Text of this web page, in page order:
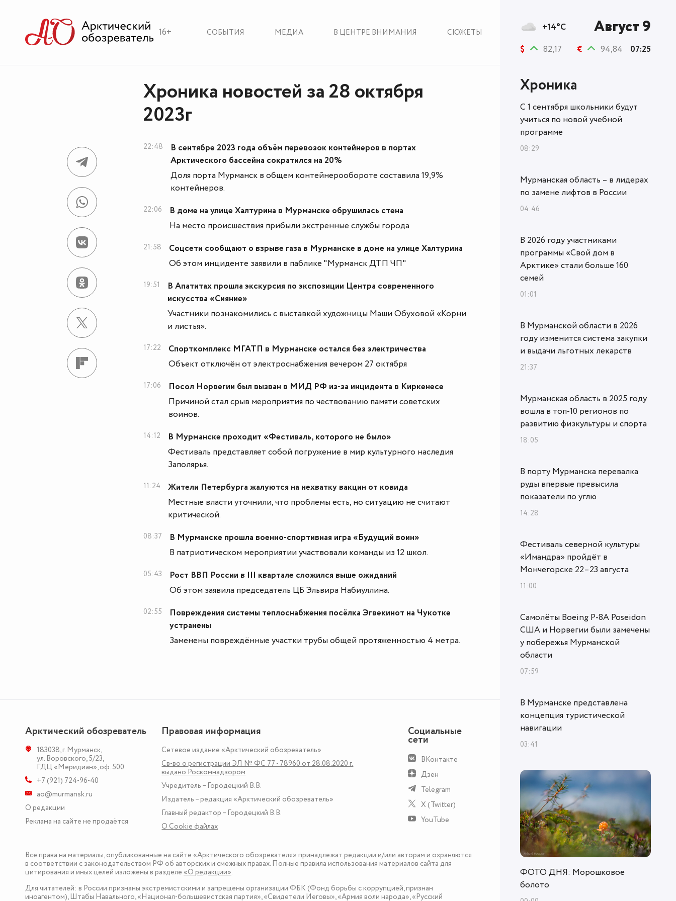
16+ СОБЫТИЯ МЕДИА В ЦЕНТРЕ ВНИМАНИЯ СЮЖЕТЫ
Хроника новостей за 28 октября
2023г
22:48
В сентябре 2023 года объём перевозок контейнеров в портах
Арктического бассейна сократился на 20%
Доля порта Мурманск в общем контейнерообороте составила 19,9%
контейнеров.
22:06
В доме на улице Халтурина в Мурманске обрушилась стена
На место происшествия прибыли экстренные службы города
21:58
Соцсети сообщают о взрыве газа в Мурманске в доме на улице Халтурина
Об этом инциденте заявили в паблике "Мурманск ДТП ЧП"
19:51
В Апатитах прошла экскурсия по экспозиции Центра современного
искусства «Сияние»
Участники познакомились с выставкой художницы Маши Обуховой «Корни
и листья».
17:22
Спорткомплекс МГАТП в Мурманске остался без электричества
Объект отключён от электроснабжения вечером 27 октября
17:06
Посол Норвегии был вызван в МИД РФ из-за инцидента в Киркенесе
Причиной стал срыв мероприятия по чествованию памяти советских
воинов.
14:12
В Мурманске проходит «Фестиваль, которого не было»
Фестиваль представляет собой погружение в мир культурного наследия
Заполярья.
11:24
Жители Петербурга жалуются на нехватку вакцин от ковида
Местные власти уточнили, что проблемы есть, но ситуацию не считают
критической.
08:37
В Мурманске прошла военно-спортивная игра «Будущий воин»
В патриотическом мероприятии участвовали команды из 12 школ.
05:43
Рост ВВП России в III квартале сложился выше ожиданий
Об этом заявила председатель ЦБ Эльвира Набиуллина.
02:55
Повреждения системы теплоснабжения посёлка Эгвекинот на Чукотке
устранены
Заменены повреждённые участки трубы общей протяженностью 4 метра.
Арктический обозреватель
183038,г. Мурманск,
ул. Воровского, 5/23,
ГДЦ «Меридиан», оф. 500
+7 (921) 724-96-40
ao@murmansk.ru
О редакции
Реклама на сайте не продаётся
Правовая информация
Сетевое издание «Арктический обозреватель»
Св-во о регистрации ЭЛ № ФС 77 - 78960 от 28.08.2020 г.
выдано Роскомнадзором
Учредитель – Городецкий В.В.
Издатель – редакция «Арктический обозреватель»
Главный редактор – Городецкий В.В.
О Сookie файлах
Социальные
сети
ВКонтакте
Дзен
Telegram
X (Twitter)
YouTube
Все права на материалы, опубликованные на сайте «Арктического обозревателя» принадлежат редакции и/или авторам и охраняются
в соответствии с законодательством РФ об авторских и смежных правах. Полные правила использования материалов сайта для
цитирования и иных целей изложены в разделе«О редакции».
Для читателей: в России признаны экстремистскими и запрещены организации ФБК (Фонд борьбы с коррупцией, признан
иноагентом), Штабы Навального, «Национал-большевистская партия», «Свидетели Иеговы», «Армия воли народа», «Русский
+14°C Август 9
$ 82,17 € 94,84 07:25
Хроника
С 1 сентября школьники будут
учиться по новой учебной
программе
08:29
Мурманская область – в лидерах
по замене лифтов в России
04:46
В 2026 году участниками
программы «Свой дом в
Арктике» стали больше 160
семей
01:01
В Мурманской области в 2026
году изменится система закупки
и выдачи льготных лекарств
21:37
Мурманская область в 2025 году
вошла в топ‑10 регионов по
развитию физкультуры и спорта
18:05
В порту Мурманска перевалка
руды впервые превысила
показатели по углю
14:28
Фестиваль северной культуры
«Имандра» пройдёт в
Мончегорске 22–23 августа
11:00
Самолёты Boeing P-8A Poseidon
США и Норвегии были замечены
у побережья Мурманской
области
07:59
В Мурманске представлена
концепция туристической
навигации
03:41
ФОТО ДНЯ: Морошковое
болото